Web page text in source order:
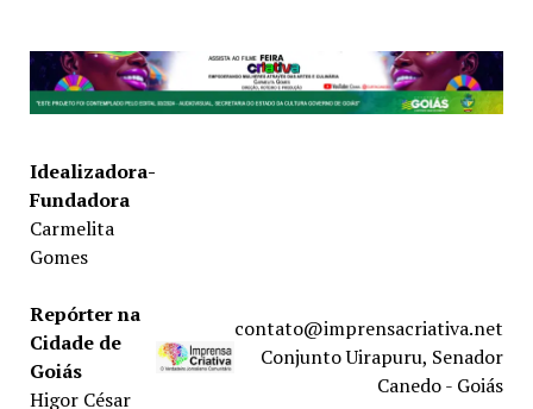
Idealizadora-
Fundadora
Carmelita
Gomes
Repórter na
Cidade de
Goiás
Higor César
contato@imprensacriativa.net
Conjunto Uirapuru, Senador
Canedo - Goiás